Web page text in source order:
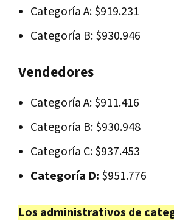
Categoría A: $919.231
Categoría B: $930.946
Vendedores
Categoría A: $911.416
Categoría B: $930.948
Categoría C: $937.453
Categoría D: $951.776
Los administrativos de